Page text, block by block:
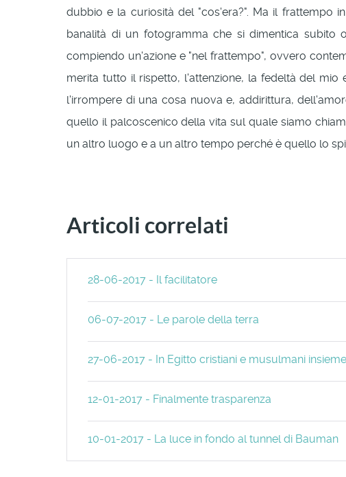
dubbio e la curiosità del "cos'era?". Ma il frattempo
banalità di un fotogramma che si dimentica subito
compiendo un'azione e "nel frattempo", ovvero
merita tutto il rispetto, l'attenzione, la fedeltà del mio
l'irrompere di una cosa nuova e, addirittura,
quello il palcoscenico della vita sul quale siamo
un altro luogo e a un altro tempo perché è quello lo
Articoli correlati
28-06-2017 - Il facilitatore
06-07-2017 - Le parole della terra
27-06-2017 - In Egitto cristiani e musulmani insieme
12-01-2017 - Finalmente trasparenza
10-01-2017 - La luce in fondo al tunnel di Bauman